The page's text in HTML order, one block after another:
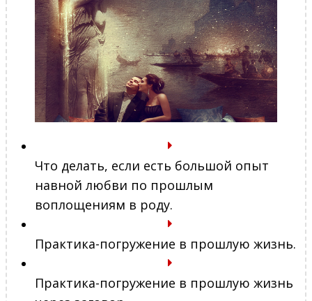
Что делать, если есть большой опыт
навной любви по прошлым
воплощениям в роду.
Практика-погружение в прошлую жизнь.
Практика-погружение в прошлую жизнь